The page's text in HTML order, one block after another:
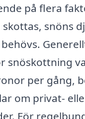
på flera
skottas, snöns
snöskottning
per gång,
om privat-
För